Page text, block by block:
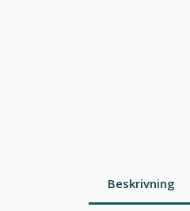
Beskrivning